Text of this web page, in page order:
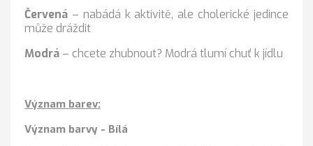
Červená – nabádá k aktivitě, ale cholerické jedince
může dráždit
Modrá – chcete zhubnout? Modrá tlumí chuť k jídlu
Význam barev:
Význam barvy - Bílá